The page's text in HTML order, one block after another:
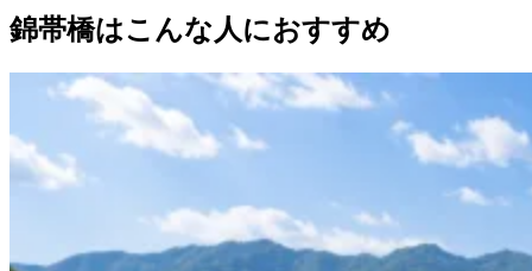
錦帯橋はこんな人におすすめ